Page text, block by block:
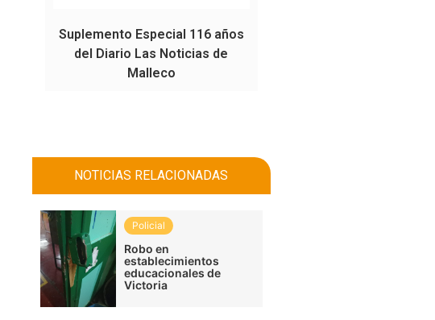
Suplemento Especial 116 años
del Diario Las Noticias de
Malleco
NOTICIAS RELACIONADAS
Policial
Robo en
establecimientos
educacionales de
Victoria